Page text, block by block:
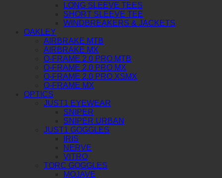
LONG SLEEVE TEES
SHORT SLEEVE TEE
WINDBREAKERS & JACKETS
OAKLEY
AIRBRAKE MTB
AIRBRAKE MX
O-FRAME 2.0 PRO MTB
O-FRAME 2.0 PRO MX
O-FRAME 2.0 PRO XSMX
O-FRAME MX
OPTICS
JUST1 EYEWEAR
SNIPER
SNIPER URBAN
JUST1 GOGGLES
IRIS
NERVE
VITRO
TORC GOGGLES
MOJAVE